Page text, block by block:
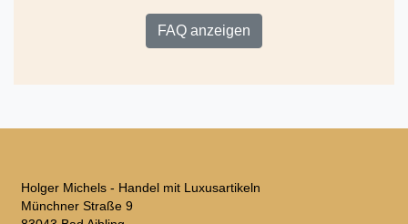
FAQ anzeigen
Holger Michels - Handel mit Luxusartikeln
Münchner Straße 9